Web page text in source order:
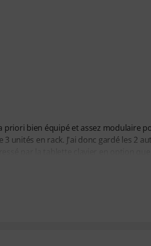
priori bien équipé et assez modulaire
unités en rack. J'ai donc gardé les 2